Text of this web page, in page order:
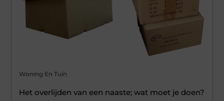
Woning En Tuin
Het overlijden van een naaste; wat moet je doen?